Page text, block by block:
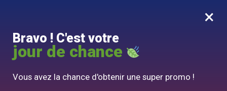
0
10% offert pour 50€ d’achats avec le code DJINN10
×
Bravo ! C'est votre
jour de chance
Vous avez la chance d'obtenir une super promo !